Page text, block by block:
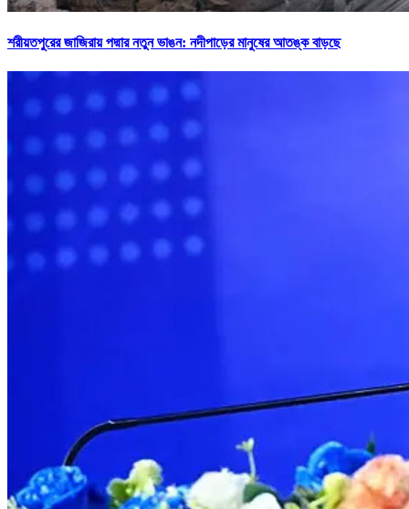
শরীয়তপুরের জাজিরায় পদ্মার নতুন ভাঙন: নদীপাড়ের মানুষের আতঙ্ক বাড়ছে